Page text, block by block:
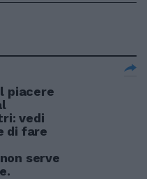
piacere
vedi
di fare
serve